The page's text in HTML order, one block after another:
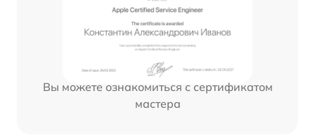
Вы можете ознакомиться с сертификатом
мастера